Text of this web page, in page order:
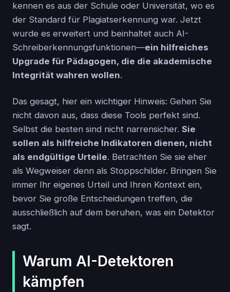
kennen es aus der Schule oder Universität, wo es
der Standard für Plagiatserkennung war. Jetzt
wurde es erweitert und beinhaltet auch AI-
Schreiberkennungsfunktionen—ein hilfreiches
Upgrade für Pädagogen, die die akademische
Integrität wahren wollen.
Das gesagt, hier ein wichtiger Hinweis: Gehen Sie
nicht davon aus, dass diese Tools perfekt sind.
Selbst die besten sind nicht narrensicher. Sie
sollen als hilfreiche Indikatoren dienen, nicht
als endgültige Urteile. Betrachten Sie sie eher
als Wegweiser denn als Stoppschilder. Bringen Sie
immer Ihr eigenes Urteil und Ihren Kontext ein,
bevor Sie große Entscheidungen treffen, die
ausschließlich auf dem beruhen, was ein Detektor
sagt.
Warum AI-Detektoren
kämpfen